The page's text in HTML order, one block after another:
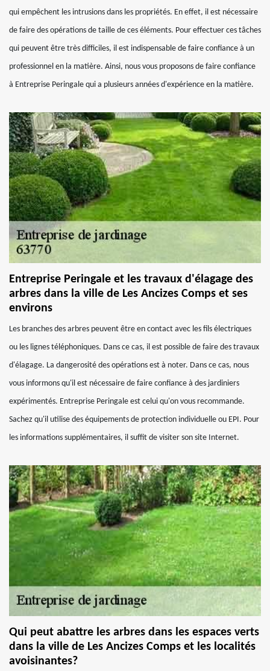
qui empêchent les intrusions dans les propriétés. En effet, il est nécessaire
de faire des opérations de taille de ces éléments. Pour effectuer ces tâches
qui peuvent être très difficiles, il est indispensable de faire confiance à un
professionnel en la matière. Ainsi, nous vous proposons de faire confiance
à Entreprise Peringale qui a plusieurs années d'expérience en la matière.
Entreprise Peringale et les travaux d'élagage des
arbres dans la ville de Les Ancizes Comps et ses
environs
Les branches des arbres peuvent être en contact avec les fils électriques
ou les lignes téléphoniques. Dans ce cas, il est possible de faire des travaux
d'élagage. La dangerosité des opérations est à noter. Dans ce cas, nous
vous informons qu'il est nécessaire de faire confiance à des jardiniers
expérimentés. Entreprise Peringale est celui qu'on vous recommande.
Sachez qu'il utilise des équipements de protection individuelle ou EPI. Pour
les informations supplémentaires, il suffit de visiter son site Internet.
Qui peut abattre les arbres dans les espaces verts
dans la ville de Les Ancizes Comps et les localités
avoisinantes?